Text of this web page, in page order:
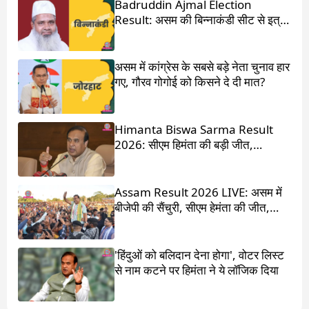
Badruddin Ajmal Election
Result: असम की बिन्नाकंडी सीट से इत्र
किंग बदरुद्दीन अजमल जीते
असम में कांग्रेस के सबसे बड़े नेता चुनाव हार
गए, गौरव गोगोई को किसने दे दी मात?
Himanta Biswa Sarma Result
2026: सीएम हिमंता की बड़ी जीत,
87,000 वोटों से हराया
Assam Result 2026 LIVE: असम में
बीजेपी की सैंचुरी, सीएम हेमंता की जीत,
गौरव गोगोई हारे
'हिंदुओं को बलिदान देना होगा', वोटर लिस्ट
से नाम कटने पर हिमंता ने ये लॉजिक दिया